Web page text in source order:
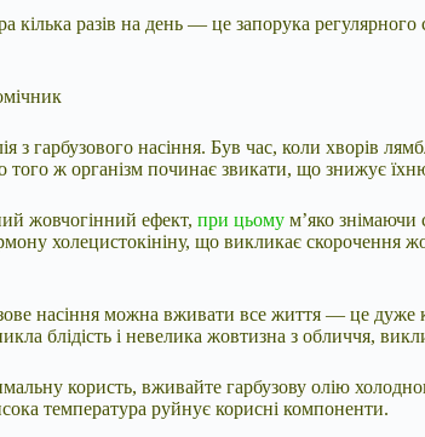
разів на день — це запорука
з гарбузового насіння. Був час, коли хворів
того ж організм починає звикати, що знижує
жовчогінний ефект, при цьому м’яко знімаючи
холецистокініну, що викликає
насіння можна вживати все життя — це
блідість і невелика жовтизна з обличчя,
користь, вживайте гарбузову олію
температура руйнує корисні компоненти.